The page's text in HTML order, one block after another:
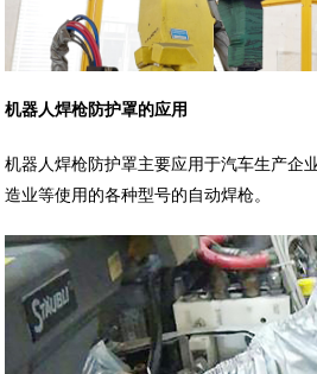
机器人焊枪防护罩的应用
机器人焊枪防护罩主要应用于汽车生产企
造业等使用的各种型号的自动焊枪。